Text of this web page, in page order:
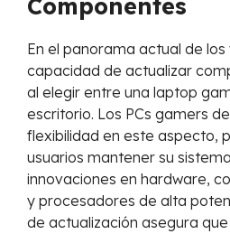
Componentes
En el panorama actual de los
capacidad de actualizar
al elegir entre una laptop
escritorio. Los PCs gamers
flexibilidad en este aspecto,
usuarios mantener su
innovaciones en hardware,
y procesadores de alta
de actualización asegura que